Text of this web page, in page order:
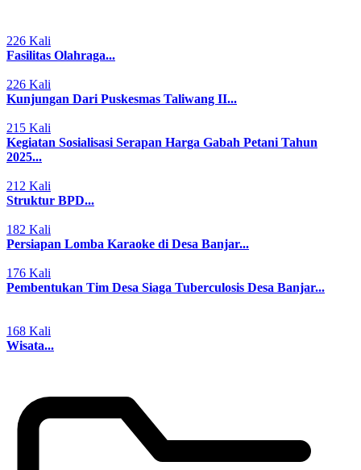
226 Kali
Fasilitas Olahraga...
226 Kali
Kunjungan Dari Puskesmas Taliwang II...
215 Kali
Kegiatan Sosialisasi Serapan Harga Gabah Petani Tahun
2025...
212 Kali
Struktur BPD...
182 Kali
Persiapan Lomba Karaoke di Desa Banjar...
176 Kali
Pembentukan Tim Desa Siaga Tuberculosis Desa Banjar...
168 Kali
Wisata...